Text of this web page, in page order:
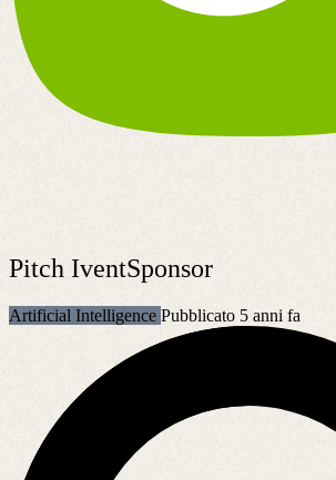
Pitch IventSponsor
Artificial Intelligence Pubblicato 5 anni fa